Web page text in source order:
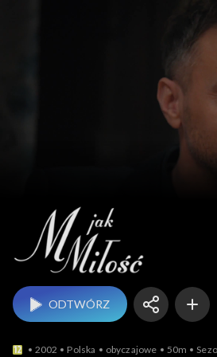
ODTWÓRZ
2002 Polska obyczajowe 50m